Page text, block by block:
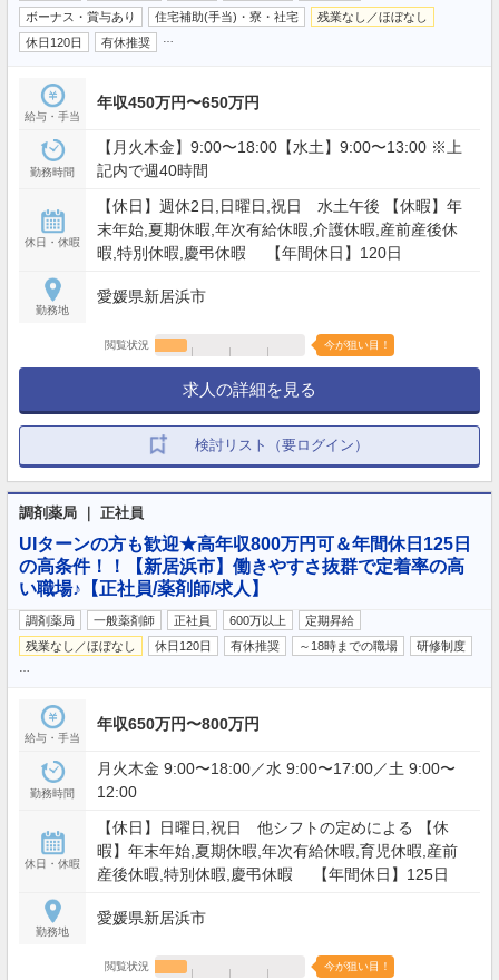
ボーナス・賞与あり 住宅補助(手当)・寮・社宅
残業なし／ほぼなし
休日120日
有休推奨
給与・手当
年収450万円〜650万円
勤務時間
【月火木金】9:00〜18:00【水土】9:00〜13:00 ※上
記内で週40時間
休日・休暇
【休日】週休2日,日曜日,祝日 水土午後 【休暇】年
末年始,夏期休暇,年次有給休暇,介護休暇,産前産後休
暇,特別休暇,慶弔休暇 【年間休日】120日
勤務地
愛媛県新居浜市
閲覧状況 今が狙い目！
求人の詳細を見る
検討リスト（要ログイン）
調剤薬局 ｜ 正社員
UIターンの方も歓迎★高年収800万円可＆年間休日125日
の高条件！！【新居浜市】働きやすさ抜群で定着率の高
い職場♪【正社員/薬剤師/求人】
調剤薬局 一般薬剤師 正社員 600万以上
定期昇給
残業なし／ほぼなし
休日120日 有休推奨 ～18時までの職場 研修制度
給与・手当
年収650万円〜800万円
勤務時間
月火木金 9:00〜18:00／水 9:00〜17:00／土 9:00〜
12:00
休日・休暇
【休日】日曜日,祝日 他シフトの定めによる 【休
暇】年末年始,夏期休暇,年次有給休暇,育児休暇,産前
産後休暇,特別休暇,慶弔休暇 【年間休日】125日
勤務地
愛媛県新居浜市
閲覧状況 今が狙い目！